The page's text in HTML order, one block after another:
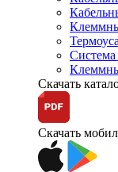
Скачать
Скачать